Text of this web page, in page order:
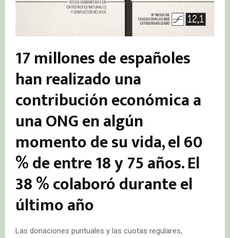
17 millones de españoles
han realizado una
contribución económica a
una ONG en algún
momento de su vida, el 60
% de entre 18 y 75 años. El
38 % colaboró durante el
último año
Las donaciones puntuales y las cuotas regulares,